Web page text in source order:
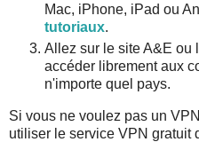
Mac, iPhone, iPad ou
tutoriaux.
Allez sur le site A&E ou
accéder librement aux
n'importe quel pays.
Si vous ne voulez pas un
utiliser le service VPN gratuit